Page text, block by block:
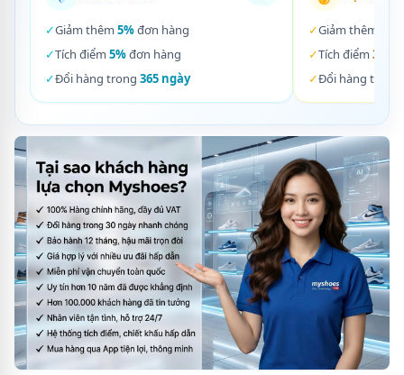
✓Giảm thêm 5%đơn hàng
✓Tích điểm 5%đơn hàng
✓Đổi hàng trong 365 ngày
✓Giảm thêm
✓Tích điểm 3%
✓Đổi hàng trong